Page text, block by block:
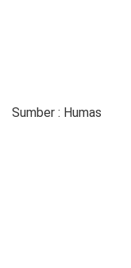
Sumber : Humas